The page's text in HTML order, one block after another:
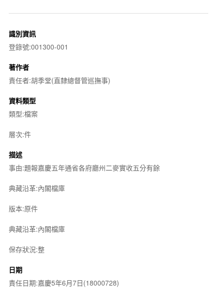
識別資訊
登錄號:001300-001
著作者
責任者:胡季堂(直隸總督管巡撫事)
資料類型
類型:檔案
層次:件
描述
事由:題報嘉慶五年通省各府廳州二麥實收五分有餘
典藏沿革:內閣檔庫
版本:原件
典藏沿革:內閣檔庫
保存狀況:整
日期
責任日期:嘉慶5年6月7日(18000728)